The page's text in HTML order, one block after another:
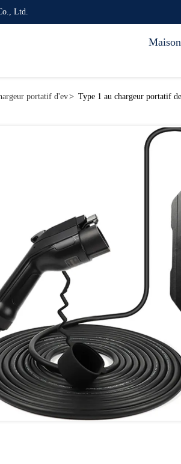
Ltd.
Maison
portatif d'ev> Type 1 au chargeur portatif